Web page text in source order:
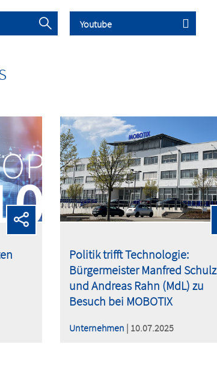
Politik trifft Technologie:
Bürgermeister Manfred Schulz
und Andreas Rahn (MdL) zu
Besuch bei MOBOTIX
Unternehmen | 10.07.2025